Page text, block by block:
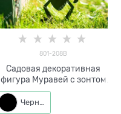
801-208B
Садовая декоративная
фигура Муравей с зонтом
металл h=29 см
Черный